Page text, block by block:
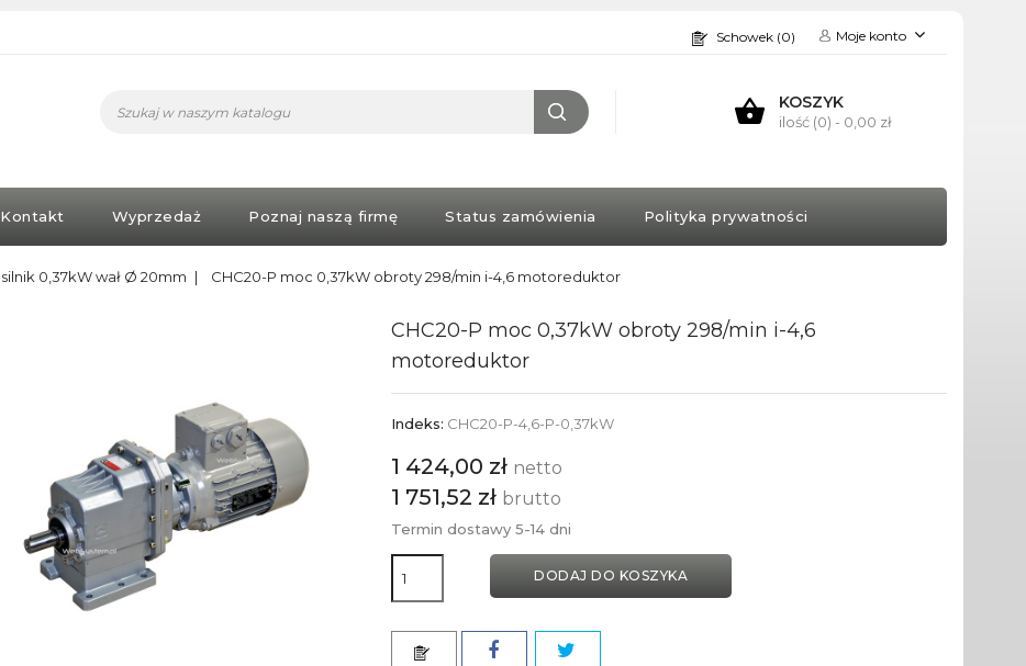
Schowek (0) Moje konto
KOSZYK
ilość (0) - 0,00 zł
Kontakt Wyprzedaż Poznaj naszą firmę Status zamówienia Polityka prywatności
silnik 0,37kW wał Ø 20mm CHC20-P moc 0,37kW obroty 298/min i-4,6 motoreduktor
CHC20-P moc 0,37kW obroty 298/min i-4,6
motoreduktor
Indeks: CHC20-P-4,6-P-0,37kW
1 424,00 zł netto
1 751,52 zł brutto
Termin dostawy 5-14 dni
DODAJ DO KOSZYKA